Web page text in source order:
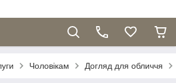
Чоловікам Догляд для обличчя